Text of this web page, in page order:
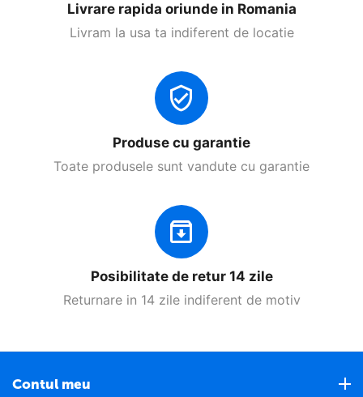
Livrare rapida oriunde in Romania
Livram la usa ta indiferent de locatie
Produse cu garantie
Toate produsele sunt vandute cu garantie
Posibilitate de retur 14 zile
Returnare in 14 zile indiferent de motiv
Contul meu